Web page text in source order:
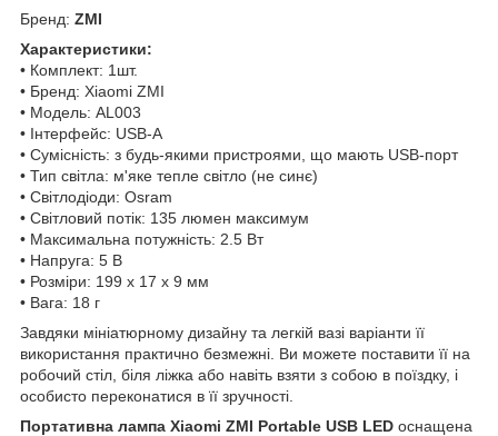
Бренд: ZMI
Характеристики:
• Комплект: 1шт.
• Бренд: Xiaomi ZMI
• Модель: AL003
• Інтерфейс: USB-A
• Сумісність: з будь-якими пристроями, що мають USB-порт
• Тип світла: м'яке тепле світло (не синє)
• Світлодіоди: Osram
• Світловий потік: 135 люмен максимум
• Максимальна потужність: 2.5 Вт
• Напруга: 5 В
• Розміри: 199 х 17 х 9 мм
• Вага: 18 г
Завдяки мініатюрному дизайну та легкій вазі варіанти її
використання практично безмежні. Ви можете поставити її на
робочий стіл, біля ліжка або навіть взяти з собою в поїздку, і
особисто переконатися в її зручності.
Портативна лампа Xiaomi ZMI Portable USB LED оснащена